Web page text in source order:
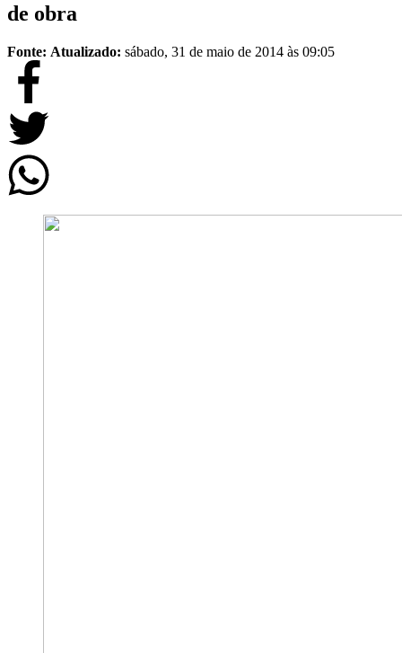
de obra
Fonte: Atualizado: sábado, 31 de maio de 2014 às 09:05